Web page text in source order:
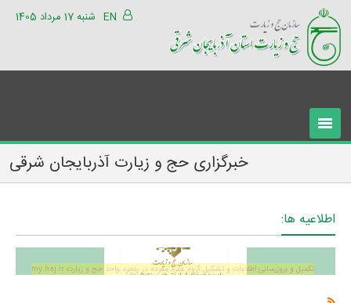
شنبه 17 مرداد 1405 EN
خبرگزاری حج و زیارت آذربایجان شرقی
اطلاعیه ها:
تکمیل و بروزرسانی اطلاعات و تشکیل گروه عمره مفرده در پنجره واحد حج و زیارت my.haj.ir